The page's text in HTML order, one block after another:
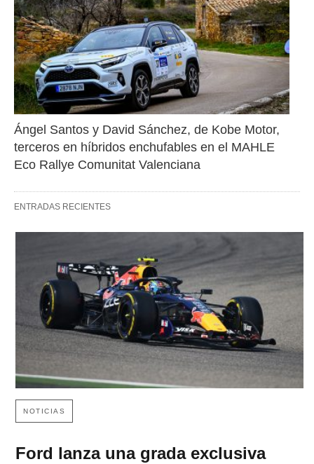
Ángel Santos y David Sánchez, de Kobe Motor,
terceros en híbridos enchufables en el MAHLE
Eco Rallye Comunitat Valenciana
ENTRADAS RECIENTES
NOTICIAS
Ford lanza una grada exclusiva